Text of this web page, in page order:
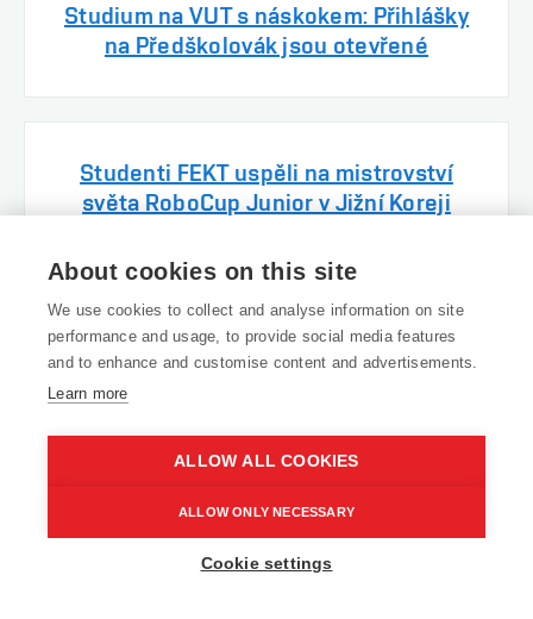
Studium na VUT s náskokem: Přihlášky
na Předškolovák jsou otevřené
Studenti FEKT uspěli na mistrovství
světa RoboCup Junior v Jižní Koreji
ELEDU jako start-up VUT mění způsob,
jak se učí elektrotechnika
About cookies on this site
We use cookies to collect and analyse information on site
performance and usage, to provide social media features
and to enhance and customise content and advertisements.
Learn more
ALLOW ALL COOKIES
ALLOW ONLY NECESSARY
Cookie settings